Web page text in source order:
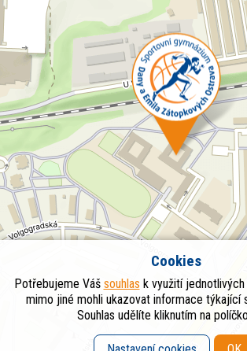
Cookies
Potřebujeme Váš souhlas k využití
mimo jiné mohli ukazovat informace týkající
Souhlas udělíte kliknutím na políčko